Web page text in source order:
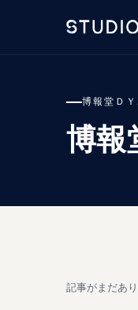
博報堂Ｄ
博報
記事がまだあり